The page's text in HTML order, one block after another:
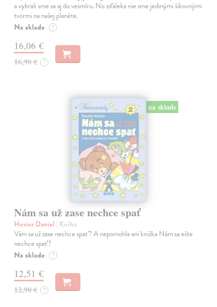
a vybrali sme sa aj do vesmíru. No zďaleka nie sme jedinými šikovnými
tvormi na našej planéte.
Na sklade ?
16,06 €
16,90 € ?
na sklade
Nám sa už zase nechce spať
Hevier Daniel | Kniha
Vám sa už zase nechce spať? A nepomohla ani knižka Nám sa ešte
nechce spať?
Na sklade ?
12,51 €
12,90 € ?